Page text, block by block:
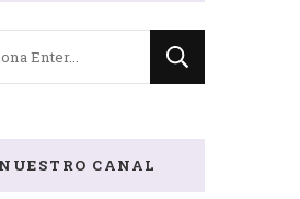
CANAL